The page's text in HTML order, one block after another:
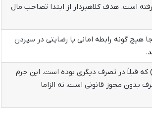
است. هدف کلاهبردار از ابتدا تصاحب مال
هیچ گونه رابطه امانی یا رضایتی در سپردن
که قبلاً در تصرف دیگری بوده است. این جرم
مجوز قانونی است، نه الزاما